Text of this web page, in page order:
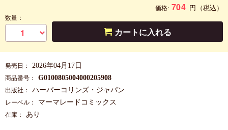
価格: 704 円 （税込）
数量：
カートに入れる
発売日： 2026年04月17日
商品番号： G0100805004000205908
出版社： ハーパーコリンズ・ジャパン
レーベル： マーマレードコミックス
在庫： あり